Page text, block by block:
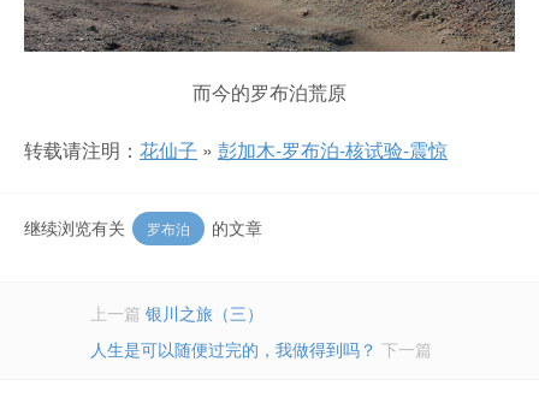
而今的罗布泊荒原
转载请注明： 花仙子 » 彭加木-罗布泊-核试验-震惊
继续浏览有关 罗布泊 的文章
上一篇 银川之旅（三）
人生是可以随便过完的，我做得到吗？ 下一篇